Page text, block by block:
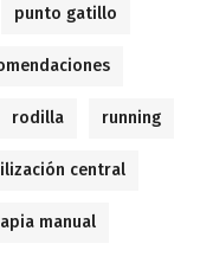
punto gatillo
rodilla running
central
manual